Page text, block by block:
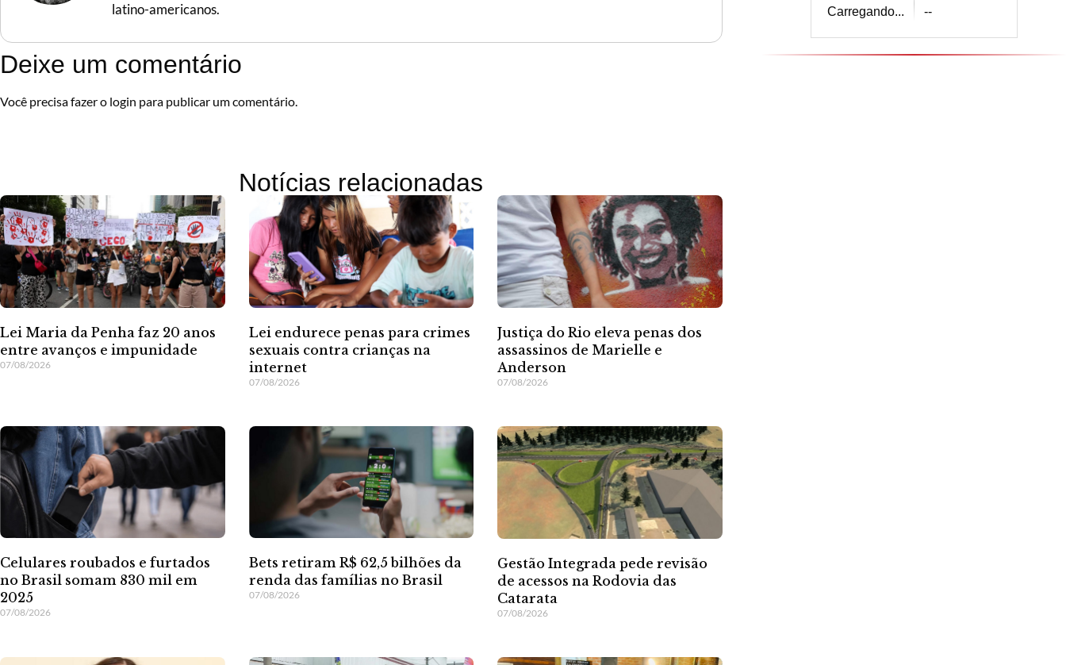
latino-americanos.
Deixe um comentário
Você precisa fazer o login para publicar um comentário.
Notícias relacionadas
Lei Maria da Penha faz 20 anos
entre avanços e impunidade
07/08/2026
Lei endurece penas para crimes
sexuais contra crianças na
internet
07/08/2026
Justiça do Rio eleva penas dos
assassinos de Marielle e
Anderson
07/08/2026
Celulares roubados e furtados
no Brasil somam 830 mil em
2025
07/08/2026
Bets retiram R$ 62,5 bilhões da
renda das famílias no Brasil
07/08/2026
Gestão Integrada pede revisão
de acessos na Rodovia das
Catarata
07/08/2026
Carregando... --